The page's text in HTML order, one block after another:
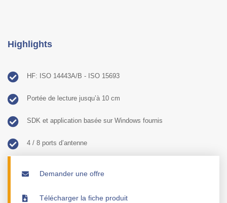
Highlights
HF: ISO 14443A/B - ISO 15693
Portée de lecture jusqu’à 10 cm
SDK et application basée sur Windows fournis
4 / 8 ports d’antenne
Demander une offre
Télécharger la fiche produit